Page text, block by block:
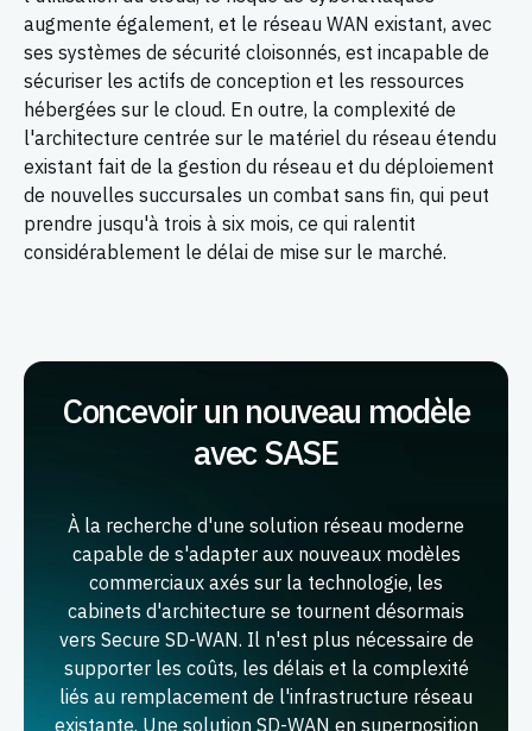
augmente également, et le réseau WAN existant, avec
ses systèmes de sécurité cloisonnés, est incapable de
sécuriser les actifs de conception et les ressources
hébergées sur le cloud. En outre, la complexité de
l'architecture centrée sur le matériel du réseau étendu
existant fait de la gestion du réseau et du déploiement
de nouvelles succursales un combat sans fin, qui peut
prendre jusqu'à trois à six mois, ce qui ralentit
considérablement le délai de mise sur le marché.
Concevoir un nouveau modèle
avec SASE
À la recherche d'une solution réseau moderne
capable de s'adapter aux nouveaux modèles
commerciaux axés sur la technologie, les
cabinets d'architecture se tournent désormais
vers Secure SD-WAN. Il n'est plus nécessaire de
supporter les coûts, les délais et la complexité
liés au remplacement de l'infrastructure réseau
existante. Une solution SD-WAN en superposition